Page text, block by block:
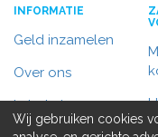
INFORMATIE
Geld inzamelen
Over ons
In het nieuws
Wij gebruiken cookies